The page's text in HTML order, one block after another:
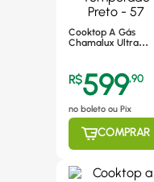
Cooktop A Gás
Chamalux Ultra
Inteligente, Mesa De
Vidro Temperado
Preto - 57
R$599,90
no boleto ou Pix
COMPRAR